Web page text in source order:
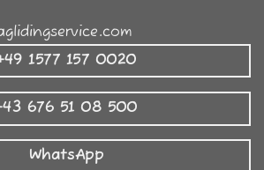
1577 157 0020
676 51 08 500
WhatsApp